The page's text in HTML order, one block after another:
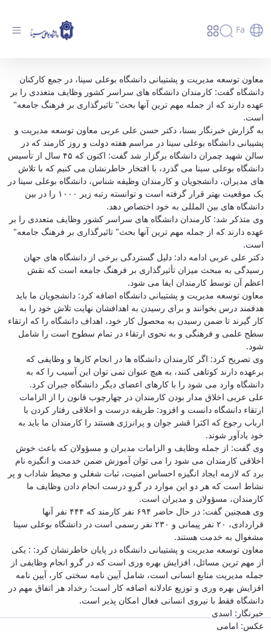
Fa
مهمترین وظیفه کارکنان " تأثیرگذاری بر فرهنگ
جامعه" است - دانشگاه بوعلی سینا همدان
معاون توسعه مدیریت و پشتیبانی دانشگاه بوعلی سینا، در جمع کارکنان
دانشگاه گفت: کارمندان دانشگاه های سراسر کشور وظایف متعددی را بر
عهده دارند که از جمله مهم ترین آنها بحث" تاثیرگذاری بر فرهنگ جامعه"
است.
به گزارش خبرنگار بسنا، دکتر حسن علی عربی معاون توسعه مدیریت و
پشیبانی دانشگاه بوعلی سینا در مراسم هفته دولت و روز کارمند که در
سالن شهید چمران دانشگاه برگزار شد گفت: اکنون که ۴۵ سال از تأسیس
دانشگاه بوعلی سینا می گذرد، با افتخار خاطرنشان می کنیم که با تلاش
های مدیران، دانشجویان و کارمندان وظیفه شناس، دانشگاه بوعلی سینا در
یک موقعیت بهتر قرار گرفته است و توانسته رتبه زیر ۱۰۰۰ را در بین
دانشگاه های بین المللی به خود اختصاص دهد.
وی متذکر شد: کارمندان دانشگاه های سراسر کشور وظایف متعددی را بر
عهده دارند که از جمله مهم ترین آنها بحث" تاثیرگذاری بر فرهنگ جامعه"
است.
دکتر علی عربی ادامه داد: دلیل گستردگی برخی از دانشگاه های جهان
رسیدگی به مبحث میزان تأثیرگذاری بر فرهنگ جامعه است که نقش
اعظم آن توسط کارمندان ایفا می شود.
معاون توسعه مدیریت و پشتیبانی دانشگاه اضافه کرد: دانشجویان ما باید
هدفمند درس بخوانند و برای رسیدن به اهدافشان نهایت تلاش خود را به
کار گیرند تا ضمن رسیدن به محصول کار خود، اهداف دانشگاه را که ارتقاء
سطح علمی و فرهنگی و به نحوی ارتقاء در تمام سطوح است را شامل
شود.
وی تصریح کرد: اگر کارمندان دانشگاه ها در انجام کارها و وظایفی که
برعهده دارند کوتاهی کنند، به هیچ عنوان نمی توان این آسیب را که به
دانشگاه وارد می شود را با کارهای اعضای دیگر دانشگاه جبران کرد.
علی عربی اخلاق مدار بودن کارمندان در چهارچوب قانون را از الزامات
ارتقاء دانشگاه دانست و افزود: طریقه درست و اخلاقی رفتار کردن با
ارباب رجوع که اکثرا قشر جوان و پرانرژی هستند را کارمندان ما باید به
خود یادآور شوند.
وی گفت: از جمله وظایف و الزامات مدیران و مسؤولان که باعث خوش
اخلاقی کارمندان می شود را می توان آموزش ضمن خدمت و انگیزه نام
برد که لازمه ایجاد انگیزه احساس امنیت، ثبات شغلی و محیط شاداب و پر
نشاط است که هر دو این موارد در گروِ درست انجام دادن وظایف ما
کارمندان، مسؤولان و مدیران است.
وی همچنین گفت: در حال حاضر ۶۹۴ نفر کارمند که ۴۴۴ نفر آنها
قراردادی، ۲۰ نفر پیمانی و ۲۳۰ نفر رسمی است در دانشگاه بوعلی سینا
مشغوال به خدمت هستند.
معاون توسعه مدیریت و پشتیبانی دانشگاه در پایان خاطرنشان کرد: : یکی
از مهم ترین مسائل، افزایش بهره وری است که در گرو انجام وظایفی از
جمله مدیریت منابع انسانی است، شامل آیین نامه سختی کار، آیین نامه
افزایش بهره وری و توزیع عادلانه اضافه کار است؛ رخداد هر اتفاق مهم در
دانشگاه فقط با نیروی انسانی فعال امکان پذیر است.
خبرنگار: اسدی
عکس: امامی